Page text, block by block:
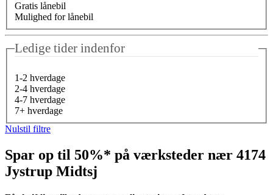
Gratis lånebil
Mulighed for lånebil
Ledige tider indenfor
1-2 hverdage
2-4 hverdage
4-7 hverdage
7+ hverdage
Nulstil filtre
Spar op til 50%* på værksteder nær 4174
Jystrup Midtsj